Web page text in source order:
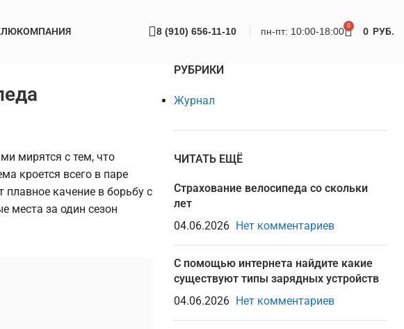
КОМПАНИЯ 8 (910) 656-11-10 пн-пт: 10:00-18:00 0 0 РУБ.
мирятся с тем, что
кроется всего в паре
качение в борьбу с
места за один сезон
РУБРИКИ
Журнал
ЧИТАТЬ ЕЩЁ
Страхование велосипеда со скольки
лет
04.06.2026 Нет комментариев
С помощью интернета найдите какие
существуют типы зарядных устройств
04.06.2026 Нет комментариев